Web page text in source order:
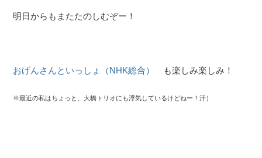
明日からもまたたのしむぞー！
おげんさんといっしょ（NHK総合） も楽しみ楽しみ！
※最近の私はちょっと、大橋トリオにも浮気しているけどねー！汗）